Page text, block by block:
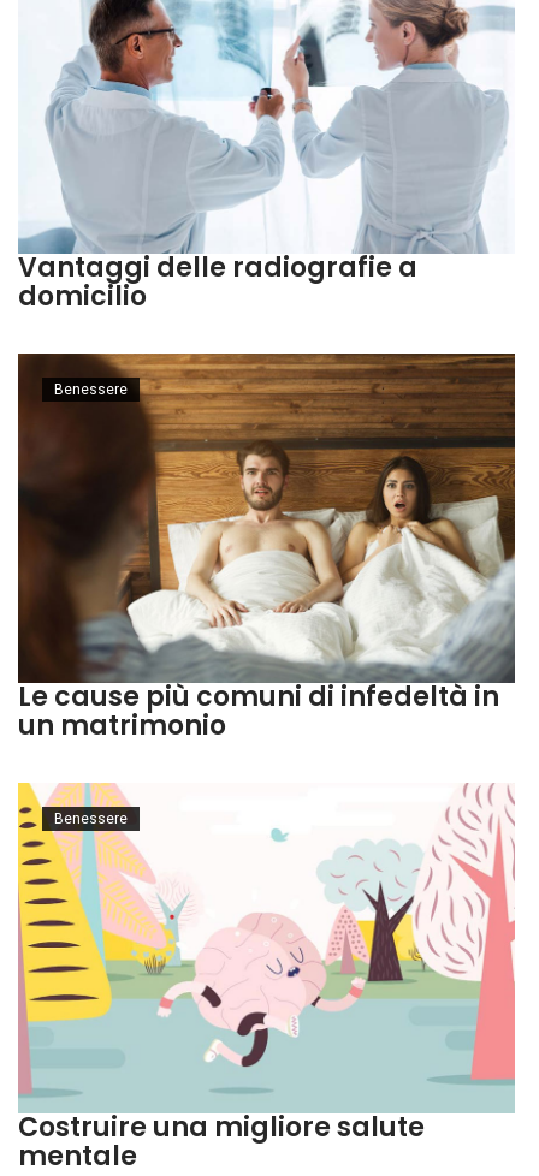
Vantaggi delle radiografie a
domicilio
Le cause più comuni di infedeltà in
un matrimonio
Benessere
Costruire una migliore salute
mentale
Benessere